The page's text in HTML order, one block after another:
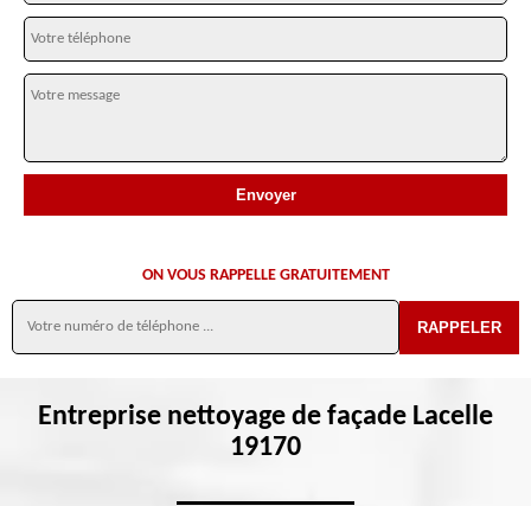
ON VOUS RAPPELLE GRATUITEMENT
Entreprise nettoyage de façade Lacelle
19170